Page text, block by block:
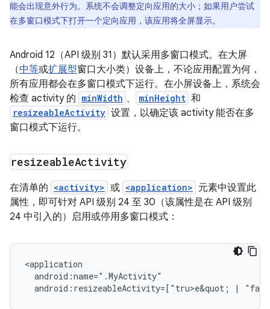
能会出现意外行为。系统不会调整定向应用的大小；如果用户尝试
在多窗口模式下打开一个定向应用，该应用将全屏显示。
Android 12（API 级别 31）默认采用多窗口模式。在大屏
（中等或扩展型窗口大小类）设备上，不论应用配置为何，
所有应用都会在多窗口模式下运行。在小屏设备上，系统会
检查 activity 的 minWidth 、 minHeight 和
resizeableActivity 设置，以确定该 activity 能否在多
窗口模式下运行。
resizeableActivity
在清单的 <activity> 或 <application> 元素中设置此
属性，即可针对 API 级别 24 至 30（该属性是在 API 级别
24 中引入的）启用或停用多窗口模式：
android:resizeableActivity=["tru>e&quot; |